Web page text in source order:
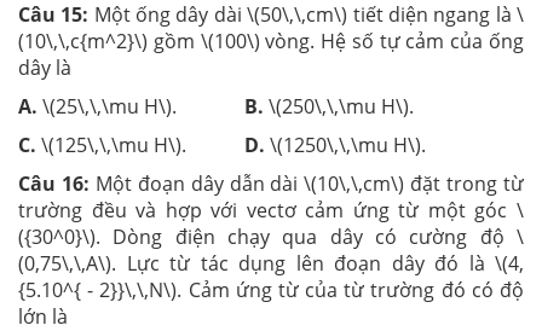
Câu 15: Một ống dây dài \(50\,\,cm\) tiết diện ngang là \
(10\,\,c{m^2}\) gồm \(100\) vòng. Hệ số tự cảm của ống
dây là
A. \(25\,\,\mu H\). B. \(250\,\,\mu H\).
C. \(125\,\,\mu H\). D. \(1250\,\,\mu H\).
Câu 16: Một đoạn dây dẫn dài \(10\,\,cm\) đặt trong từ
trường đều và hợp với vectơ cảm ứng từ một góc \
({30^0}\). Dòng điện chạy qua dây có cường độ \
(0,75\,\,A\). Lực từ tác dụng lên đoạn dây đó là \(4,
{5.10^{ - 2}}\,\,N\). Cảm ứng từ của từ trường đó có độ
lớn là